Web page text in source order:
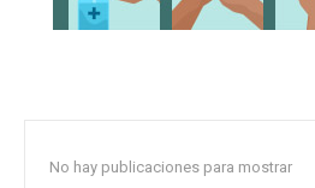
No hay publicaciones para mostrar